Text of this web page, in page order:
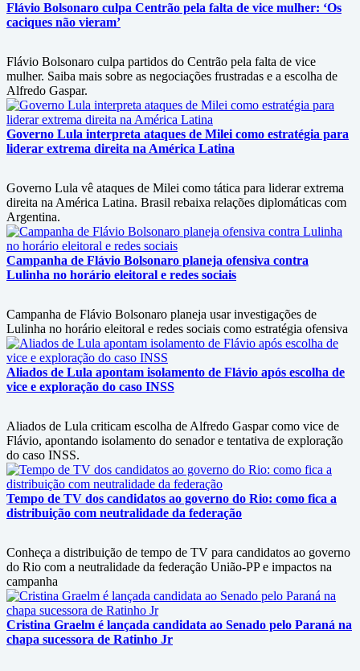
Flávio Bolsonaro culpa Centrão pela falta de vice mulher: ‘Os
caciques não vieram’
Flávio Bolsonaro culpa partidos do Centrão pela falta de vice
mulher. Saiba mais sobre as negociações frustradas e a escolha de
Alfredo Gaspar.
Governo Lula interpreta ataques de Milei como estratégia para
liderar extrema direita na América Latina
Governo Lula vê ataques de Milei como tática para liderar extrema
direita na América Latina. Brasil rebaixa relações diplomáticas com
Argentina.
Campanha de Flávio Bolsonaro planeja ofensiva contra
Lulinha no horário eleitoral e redes sociais
Campanha de Flávio Bolsonaro planeja usar investigações de
Lulinha no horário eleitoral e redes sociais como estratégia ofensiva
Aliados de Lula apontam isolamento de Flávio após escolha de
vice e exploração do caso INSS
Aliados de Lula criticam escolha de Alfredo Gaspar como vice de
Flávio, apontando isolamento do senador e tentativa de exploração
do caso INSS.
Tempo de TV dos candidatos ao governo do Rio: como fica a
distribuição com neutralidade da federação
Conheça a distribuição de tempo de TV para candidatos ao governo
do Rio com a neutralidade da federação União-PP e impactos na
campanha
Cristina Graelm é lançada candidata ao Senado pelo Paraná na
chapa sucessora de Ratinho Jr